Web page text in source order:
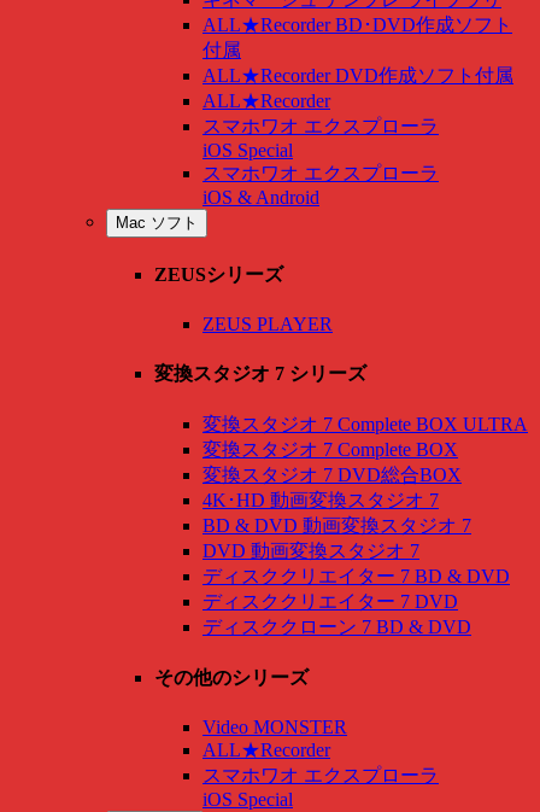
ALL★Recorder BD･DVD作成ソフト
付属
ALL★Recorder DVD作成ソフト付属
ALL★Recorder
スマホワオ エクスプローラ
iOS Special
スマホワオ エクスプローラ
iOS & Android
Mac ソフト
ZEUSシリーズ
ZEUS PLAYER
変換スタジオ 7 シリーズ
変換スタジオ 7 Complete BOX ULTRA
変換スタジオ 7 Complete BOX
変換スタジオ 7 DVD総合BOX
4K･HD 動画変換スタジオ 7
BD & DVD 動画変換スタジオ 7
DVD 動画変換スタジオ 7
ディスククリエイター 7 BD & DVD
ディスククリエイター 7 DVD
ディスククローン 7 BD & DVD
その他のシリーズ
Video MONSTER
ALL★Recorder
スマホワオ エクスプローラ
iOS Special